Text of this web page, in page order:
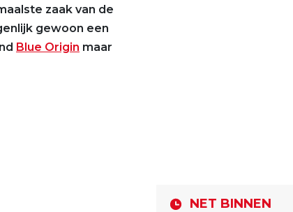
zaak van de
gewoon een
Blue Origin maar
NET BINNEN